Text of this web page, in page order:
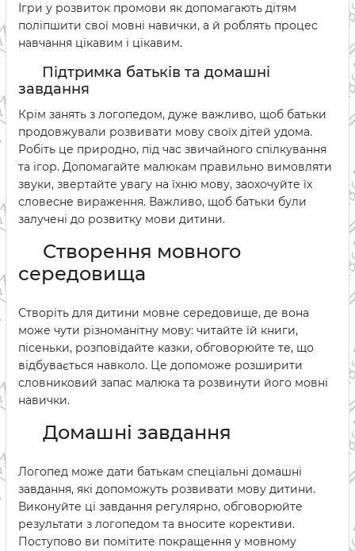
Ігри у розвиток промови як допомагають дітям
поліпшити свої мовні навички, а й роблять процес
навчання цікавим і цікавим.
Підтримка батьків та домашні
завдання
Крім занять з логопедом, дуже важливо, щоб батьки
продовжували розвивати мову своїх дітей удома.
Робіть це природно, під час звичайного спілкування
та ігор. Допомагайте малюкам правильно вимовляти
звуки, звертайте увагу на їхню мову, заохочуйте їх
словесне вираження. Важливо, щоб батьки були
залучені до розвитку мови дитини.
Створення мовного
середовища
Створіть для дитини мовне середовище, де вона
може чути різноманітну мову: читайте їй книги,
пісеньки, розповідайте казки, обговорюйте те, що
відбувається навколо. Це допоможе розширити
словниковий запас малюка та розвинути його мовні
навички.
Домашні завдання
Логопед може дати батькам спеціальні домашні
завдання, які допоможуть розвивати мову дитини.
Виконуйте ці завдання регулярно, обговорюйте
результати з логопедом та вносите корективи.
Поступово ви помітите покращення у мовному